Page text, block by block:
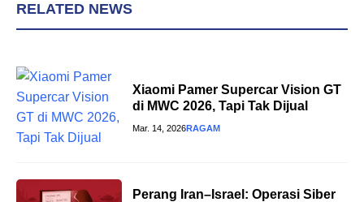
RELATED NEWS
Xiaomi Pamer Supercar Vision GT
di MWC 2026, Tapi Tak Dijual
Mar. 14, 2026RAGAM
Perang Iran–Israel: Operasi Siber